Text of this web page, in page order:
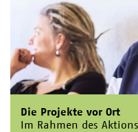
Die Projekte vor Ort
Im Rahmen des